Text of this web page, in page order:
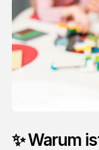
✨ Warum